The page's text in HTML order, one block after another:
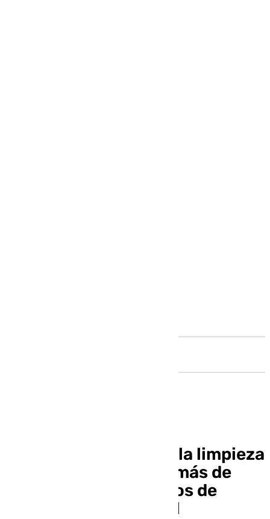
Estepona intensifica la limpieza
en las playas y retira más de
12.000 metros cúbicos de
cañas por el temporal